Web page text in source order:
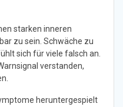
starken inneren
zu sein. Schwäche zu
sich für viele falsch an.
verstanden,
heruntergespielt